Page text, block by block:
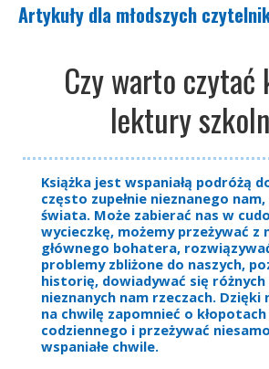
Artykuły dla młodszych
Czy warto czytać
lektury
Książka jest wspaniałą podróżą
często zupełnie nieznanego
świata. Może zabierać nas w
wycieczkę, możemy przeżywać z
głównego bohatera,
problemy zbliżone do naszych,
historię, dowiadywać się
nieznanych nam rzeczach. Dzięki
na chwilę zapomnieć o
codziennego i przeżywać
wspaniałe chwile.